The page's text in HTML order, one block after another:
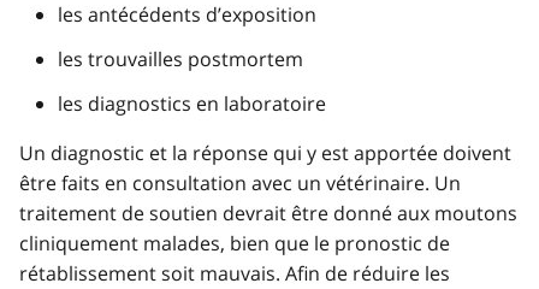
les antécédents d’exposition
les trouvailles postmortem
les diagnostics en laboratoire
Un diagnostic et la réponse qui y est apportée doivent
être faits en consultation avec un vétérinaire. Un
traitement de soutien devrait être donné aux moutons
cliniquement malades, bien que le pronostic de
rétablissement soit mauvais. Afin de réduire les